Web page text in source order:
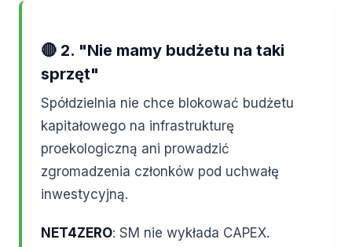
🔴 2. "Nie mamy budżetu na taki
sprzęt"
Spółdzielnia nie chce blokować budżetu
kapitałowego na infrastrukturę
proekologiczną ani prowadzić
zgromadzenia członków pod uchwałę
inwestycyjną.
NET4ZERO: SM nie wykłada CAPEX.